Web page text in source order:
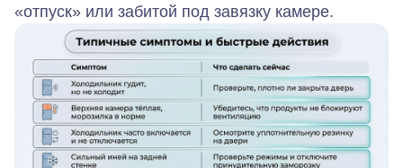
«отпуск» или забитой под завязку камере.